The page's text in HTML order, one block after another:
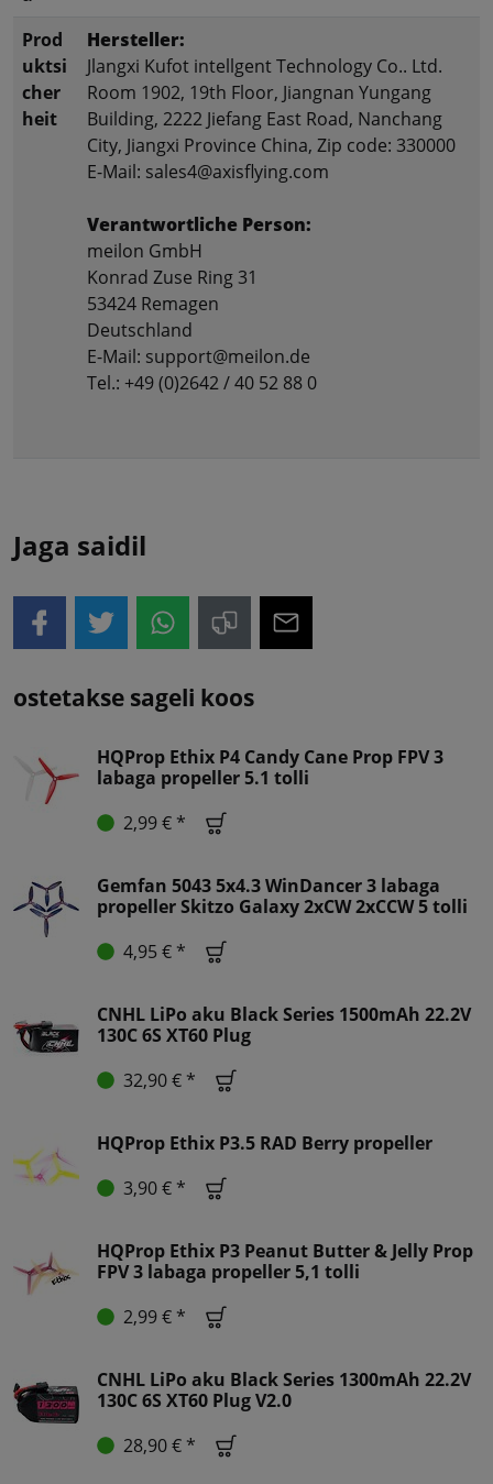
Prod
uktsi
cher
heit
Hersteller:
Jlangxi Kufot intellgent Technology Co.. Ltd.
Room 1902, 19th Floor, Jiangnan Yungang
Building, 2222 Jiefang East Road, Nanchang
City, Jiangxi Province China, Zip code: 330000
E-Mail: sales4@axisflying.com
Verantwortliche Person:
meilon GmbH
Konrad Zuse Ring 31
53424 Remagen
Deutschland
E-Mail: support@meilon.de
Tel.: +49 (0)2642 / 40 52 88 0
Jaga saidil
ostetakse sageli koos
HQProp Ethix P4 Candy Cane Prop FPV 3
labaga propeller 5.1 tolli
2,99 € *
Gemfan 5043 5x4.3 WinDancer 3 labaga
propeller Skitzo Galaxy 2xCW 2xCCW 5 tolli
4,95 € *
CNHL LiPo aku Black Series 1500mAh 22.2V
130C 6S XT60 Plug
32,90 € *
HQProp Ethix P3.5 RAD Berry propeller
3,90 € *
HQProp Ethix P3 Peanut Butter & Jelly Prop
FPV 3 labaga propeller 5,1 tolli
2,99 € *
CNHL LiPo aku Black Series 1300mAh 22.2V
130C 6S XT60 Plug V2.0
28,90 € *